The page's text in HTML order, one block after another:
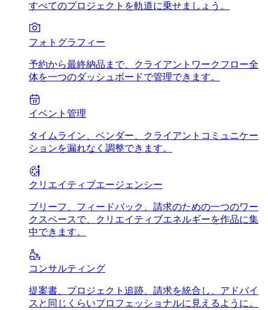
すべてのプロジェクトを軌道に乗せましょう。
フォトグラフィー
予約から最終納品まで、クライアントワークフロー全
体を一つのダッシュボードで管理できます。
イベント管理
タイムライン、ベンダー、クライアントコミュニケー
ションを漏れなく調整できます。
クリエイティブエージェンシー
ブリーフ、フィードバック、請求のための一つのワー
クスペースで、クリエイティブエネルギーを作品に集
中できます。
コンサルティング
提案書、プロジェクト追跡、請求を統合し、アドバイ
スと同じくらいプロフェッショナルに見えるように。